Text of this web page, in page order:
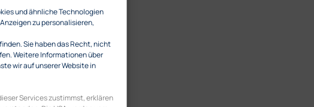
und ähnliche Technologien
zu personalisieren,
Sie haben das Recht, nicht
Weitere Informationen über
wir auf unserer Website in
Services zustimmst, erklären